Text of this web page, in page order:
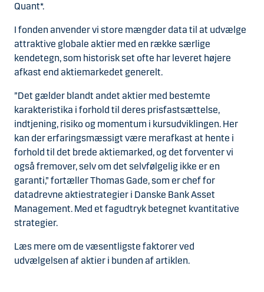
Quant*.
I fonden anvender vi store mængder data til at udvælge
attraktive globale aktier med en række særlige
kendetegn, som historisk set ofte har leveret højere
afkast end aktiemarkedet generelt.
”Det gælder blandt andet aktier med bestemte
karakteristika i forhold til deres prisfastsættelse,
indtjening, risiko og momentum i kursudviklingen. Her
kan der erfaringsmæssigt være merafkast at hente i
forhold til det brede aktiemarked, og det forventer vi
også fremover, selv om det selvfølgelig ikke er en
garanti,” fortæller Thomas Gade, som er chef for
datadrevne aktiestrategier i Danske Bank Asset
Management. Med et fagudtryk betegnet kvantitative
strategier.
Læs mere om de væsentligste faktorer ved
udvælgelsen af aktier i bunden af artiklen.